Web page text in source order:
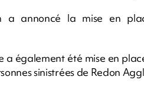
a annoncé la mise en
a également été mise en
sinistrées de Redon